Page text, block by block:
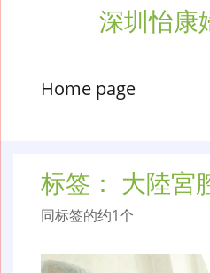
深圳怡康
Home page
标签： 大陸宮
同标签的约1个